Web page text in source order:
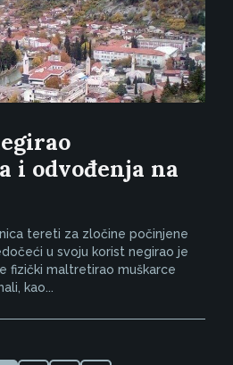
i odvođenja na
tereti za zločine počinjene
u svoju korist negirao je
fizički maltretirao muškarce
kao...